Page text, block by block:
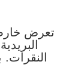
تعرض